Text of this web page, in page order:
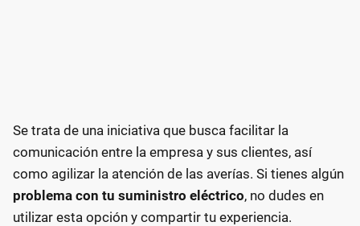
Se trata de una iniciativa que busca facilitar la
comunicación entre la empresa y sus clientes, así
como agilizar la atención de las averías. Si tienes algún
problema con tu suministro eléctrico, no dudes en
utilizar esta opción y compartir tu experiencia.